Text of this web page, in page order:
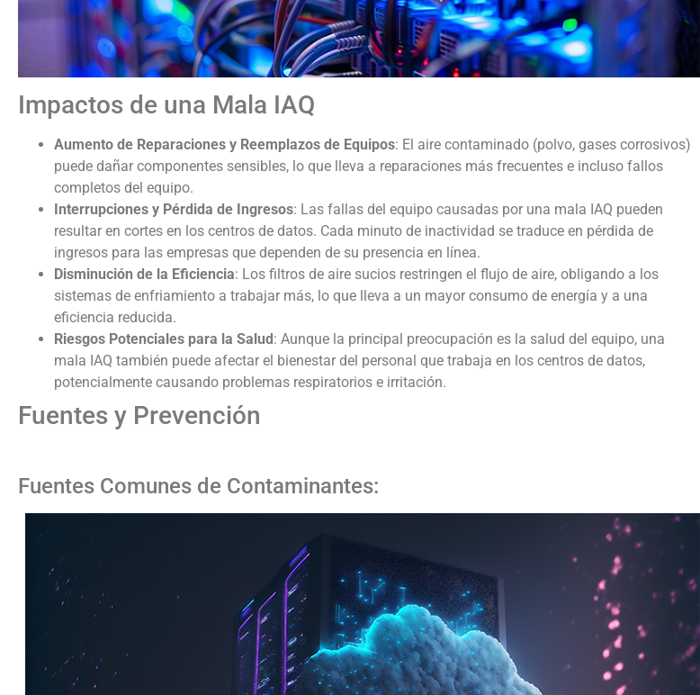
Impactos de una Mala IAQ
Aumento de Reparaciones y Reemplazos de Equipos: El aire contaminado (polvo, gases corrosivos)
puede dañar componentes sensibles, lo que lleva a reparaciones más frecuentes e incluso fallos
completos del equipo.
Interrupciones y Pérdida de Ingresos: Las fallas del equipo causadas por una mala IAQ pueden
resultar en cortes en los centros de datos. Cada minuto de inactividad se traduce en pérdida de
ingresos para las empresas que dependen de su presencia en línea.
Disminución de la Eficiencia: Los filtros de aire sucios restringen el flujo de aire, obligando a los
sistemas de enfriamiento a trabajar más, lo que lleva a un mayor consumo de energía y a una
eficiencia reducida.
Riesgos Potenciales para la Salud : Aunque la principal preocupación es la salud del equipo, una
mala IAQ también puede afectar el bienestar del personal que trabaja en los centros de datos,
potencialmente causando problemas respiratorios e irritación.
Fuentes y Prevención
Fuentes Comunes de Contaminantes: